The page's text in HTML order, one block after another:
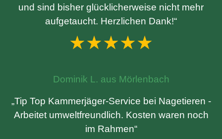
und sind bisher glücklicherweise nicht mehr
aufgetaucht. Herzlichen Dank!“
★★★★★
Dominik L. aus Mörlenbach
„Tip Top Kammerjäger-Service bei Nagetieren -
Arbeitet umweltfreundlich. Kosten waren noch
im Rahmen“